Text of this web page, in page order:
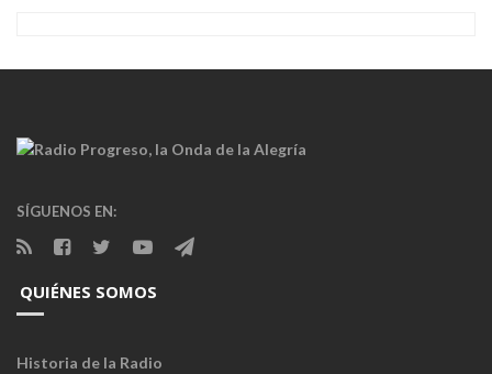
SÍGUENOS EN:
QUIÉNES SOMOS
Historia de la Radio